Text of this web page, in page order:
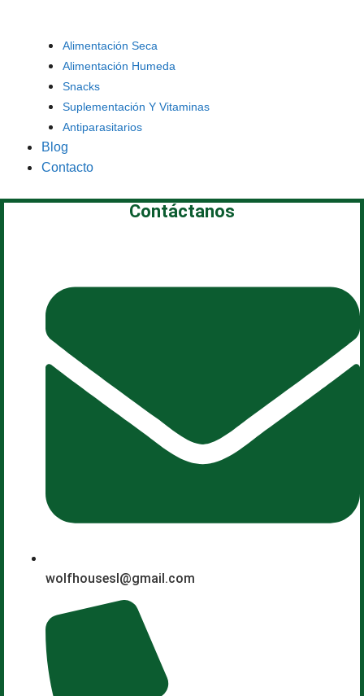
Alimentación Seca
Alimentación Humeda
Snacks
Suplementación Y Vitaminas
Antiparasitarios
Blog
Contacto
Contáctanos
wolfhousesl@gmail.com